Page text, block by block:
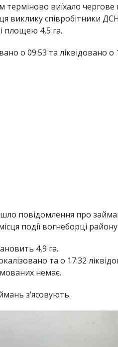
терміново виїхало чергове
виклику співробітники
площею 4,5 га.
о 09:53 та ліквідовано о
повідомлення про
події вогнеборці
4,9 га.
та о 17:32
немає.
з’ясовують.